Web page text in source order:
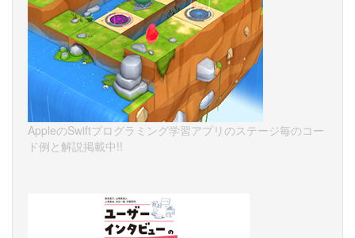
AppleのSwiftプログラミング学習アプリのステージ毎のコー
ド例と解説掲載中!!